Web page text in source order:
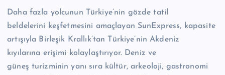
Daha fazla yolcunun Türkiye’nin gözde tatil
beldelerini keşfetmesini amaçlayan SunExpress, kapasite
artışıyla Birleşik Krallık’tan Türkiye’nin Akdeniz
kıyılarına erişimi kolaylaştırıyor. Deniz ve
güneş turizminin yanı sıra kültür, arkeoloji, gastronomi